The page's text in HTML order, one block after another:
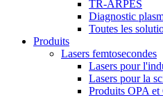
TR-ARPES
Diagnostic
Toutes les
Produits
Lasers femtosecondes
Lasers pour
Lasers pour la
Produits OPA et